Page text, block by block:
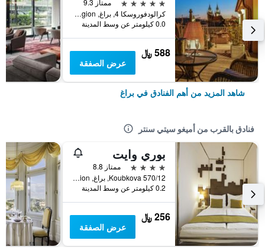
ممتاز 9.3
كرالودفوروسكا 4, براغ, Prague Region, جمهورية التشيك
0.0 كيلومتر عن وسط المدينة
588 ﷼
عرض الصفقة
شاهد المزيد من أهم الفنادق في براغ
فنادق بالقرب من أميغو سيتي سنتر
بوري وايت
4 نجوم
ممتاز 8.8
Koubkova 570/12, براغ, Prague Region, جمهورية التشيك
0.2 كيلومتر عن وسط المدينة
256 ﷼
عرض الصفقة